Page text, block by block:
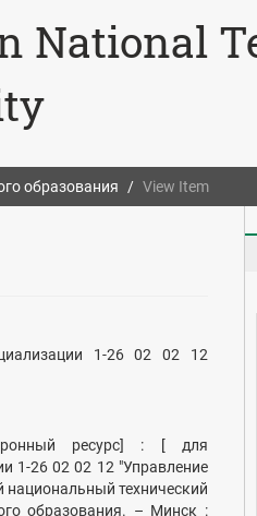
National
образования View Item
1-26 02 02 12
ресурс] : [ для
1-26 02 02 12 "Управление
национальный технический
образования. – Минск :